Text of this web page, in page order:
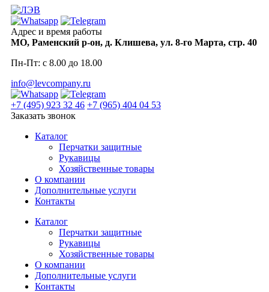
Skip
content
Адрес и время работы
МО, Раменский р-он, д. Клишева, ул. 8-го Марта, стр. 40
Пн-Пт: с 8.00 до 18.00
info@levcompany.ru
+7 (495) 923 32 46 +7 (965) 404 04 53
Заказать звонок
Каталог
Перчатки защитные
Рукавицы
Хозяйственные товары
О компании
Дополнительные услуги
Контакты
Каталог
Перчатки защитные
Рукавицы
Хозяйственные товары
О компании
Дополнительные услуги
Контакты